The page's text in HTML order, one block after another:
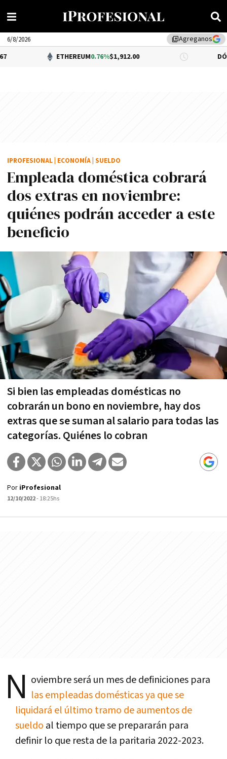
library_addAgreganos
6/8/2026
ETHEREUM 0.76%$1,912.00 DÓLAR BNA
Empleada doméstica cobrará
dos extras en noviembre:
quiénes podrán acceder a este
beneficio
Si bien las empleadas domésticas no
cobrarán un bono en noviembre, hay dos
extras que se suman al salario para todas las
categorías. Quiénes lo cobran
IPROFESIONAL ECONOMÍA SUELDO
Por iProfesional
12/10/2022- 18:25hs
N oviembre será un mes de definiciones para
las empleadas domésticas ya que se
liquidará el último tramo de aumentos de
sueldo al tiempo que se prepararán para
definir lo que resta de la paritaria 2022-2023.